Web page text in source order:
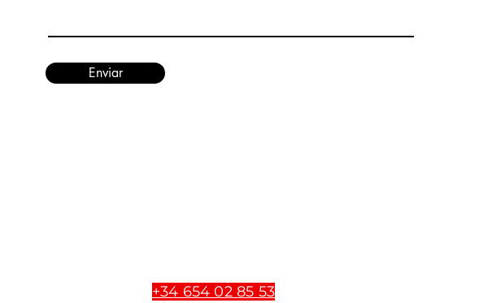
Enviar
+34 654 02 85 53​